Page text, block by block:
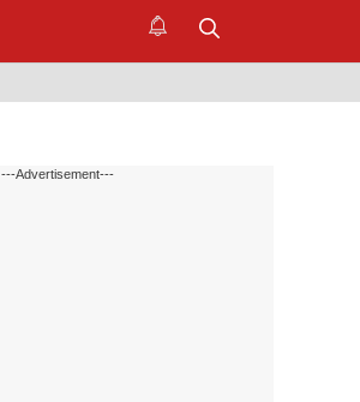
---Advertisement---